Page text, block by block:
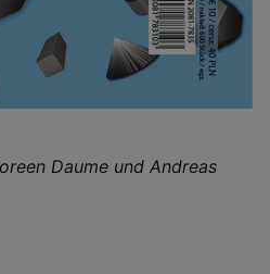
Daume und Andreas